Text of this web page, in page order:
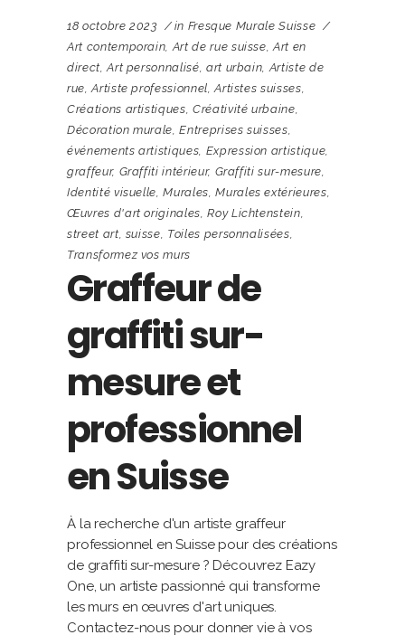
18 octobre 2023 in Fresque Murale Suisse
Art contemporain,Art de rue suisse,Art en
direct,Art personnalisé, art urbain,Artiste de
rue,Artiste professionnel,Artistes suisses,
Créations artistiques, Créativité urbaine,
Décoration murale,Entreprises suisses,
événements artistiques, Expression artistique,
graffeur, Graffiti intérieur, Graffiti sur-mesure,
Identité visuelle,Murales,Murales extérieures,
Œuvres d'art originales,Roy Lichtenstein,
street art, suisse, Toiles personnalisées,
Transformez vos murs
Graffeur de
graffiti sur-
mesure et
professionnel
en Suisse
À la recherche d'un artiste graffeur
professionnel en Suisse pour des créations
de graffiti sur-mesure ? Découvrez Eazy
One, un artiste passionné qui transforme
les murs en œuvres d'art uniques.
Contactez-nous pour donner vie à vos